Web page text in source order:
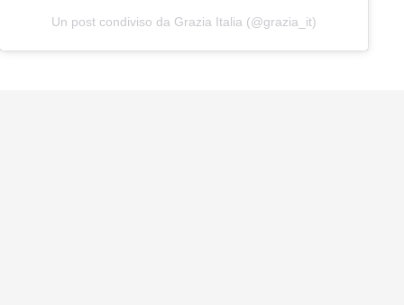
Un post condiviso da Grazia Italia (@grazia_it)